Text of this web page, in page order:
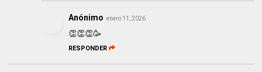
Anónimo enero 11, 2026
👏👏👏🥳
RESPONDER